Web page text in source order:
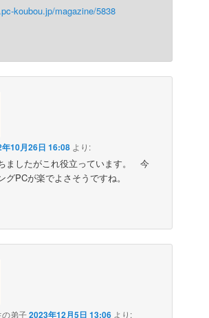
koubou.jp/magazine/5838
10月26日 16:08 より:
ましたがこれ役立っています。 今
グPCが楽でよさそうですね。
の弟子2023年12月5日 13:06 より: